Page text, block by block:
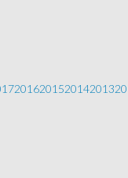
2016201520142013